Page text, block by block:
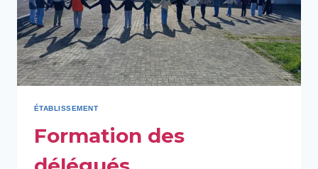
ÉTABLISSEMENT
Formation des